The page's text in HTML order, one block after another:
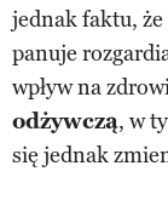
jednak faktu,
panuje
wpływ na
odżywczą, w
się jednak